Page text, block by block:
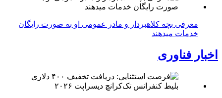
معرفی بچه کلاهبردار و مادر عمومی او به صورت رایگان
خدمات میدهند
اخبار فناوری